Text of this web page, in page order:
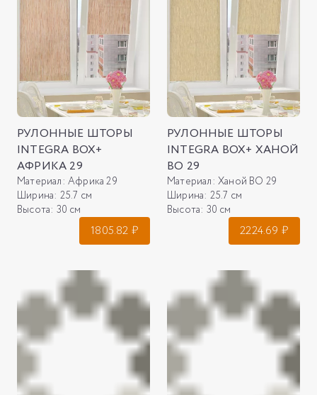
РУЛОННЫЕ ШТОРЫ
INTEGRA BOX+
АФРИКА 29
Материал: Африка 29
Ширина: 25.7 см
Высота: 30 см
1805.82 ₽
РУЛОННЫЕ ШТОРЫ
INTEGRA BOX+ ХАНОЙ
ВО 29
Материал: Ханой ВО 29
Ширина: 25.7 см
Высота: 30 см
2224.69 ₽